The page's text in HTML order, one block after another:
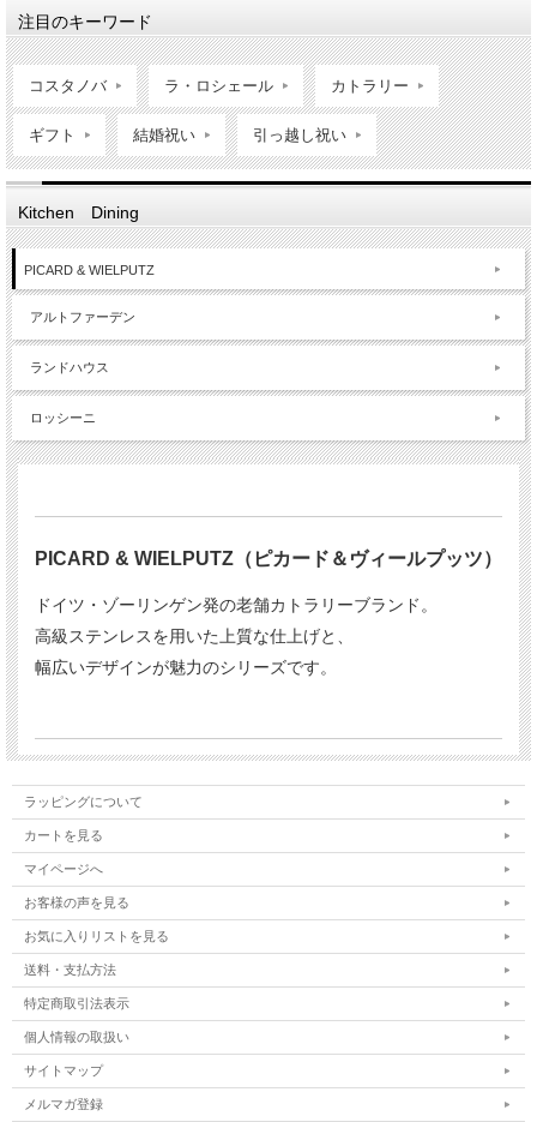
注目のキーワード
コスタノバ ラ・ロシェール カトラリー
ギフト 結婚祝い 引っ越し祝い
Kitchen Dining
PICARD & WIELPUTZ
アルトファーデン
ランドハウス
ロッシーニ
PICARD & WIELPUTZ（ピカード＆ヴィールプッツ）
ドイツ・ゾーリンゲン発の老舗カトラリーブランド。
高級ステンレスを用いた上質な仕上げと、
幅広いデザインが魅力のシリーズです。
ラッピングについて
カートを見る
マイページへ
お客様の声を見る
お気に入りリストを見る
送料・支払方法
特定商取引法表示
個人情報の取扱い
サイトマップ
メルマガ登録